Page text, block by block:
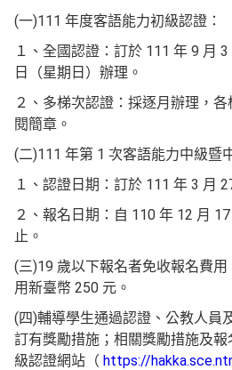
(一)111 年度客語能力初級認證：
１、全國認證：訂於 111 年 9 月
日（星期日）辦理。
２、多梯次認證：採逐月辦理，
閱簡章。
(二)111 年第 1 次客語能力中級暨
１、認證日期：訂於 111 年 3 月
２、報名日期：自 110 年 12 月
止。
(三)19 歲以下報名者免收報名費
用新臺幣 250 元。
(四)輔導學生通過認證、公教人員
訂有獎勵措施；相關獎勵措施及
級認證網站（ https://